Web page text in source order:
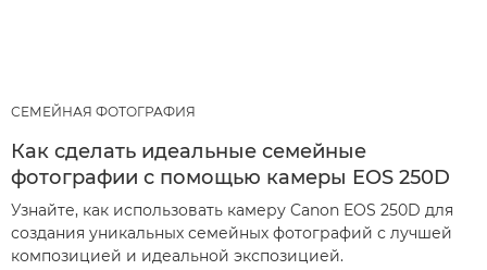
СЕМЕЙНАЯ ФОТОГРАФИЯ
Как сделать идеальные семейные
фотографии с помощью камеры EOS 250D
Узнайте, как использовать камеру Canon EOS 250D для
создания уникальных семейных фотографий с лучшей
композицией и идеальной экспозицией.